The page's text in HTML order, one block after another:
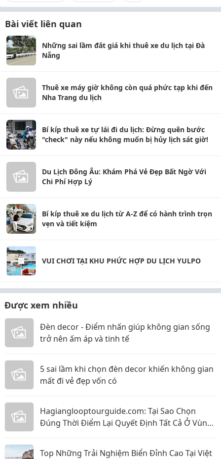
Bài viết liên quan
Những sai lầm đắt giá khi thuê xe du lịch tại Đà
Nẵng
Thuê xe máy giờ không còn quá phức tạp khi đến
Nha Trang du lịch
Bí kíp thuê xe tự lái đi du lịch: Đừng quên bước
"check" này nếu không muốn bị hủy lịch sát giờ!
Du Lịch Đông Âu: Khám Phá Vẻ Đẹp Bất Ngờ Với
Chi Phí Hợp Lý
Bí kíp thuê xe du lịch từ A-Z để có hành trình trọn
vẹn và tiết kiệm
VUI CHƠI TẠI KHU PHỨC HỢP DU LỊCH YULPO
Được xem nhiều
Đèn decor - Điểm nhấn giúp không gian sống
trở nên ấm áp và tinh tế
5 sai lầm khi chọn đèn decor khiến không gian
mất đi vẻ đẹp vốn có
Hagianglooptourguide.com: Tại Sao Chọn
Đúng Thời Điểm Lại Quyết Định Tất Cả Ở Vùng
Top Những Trải Nghiệm Biển Đỉnh Cao Tại Việt